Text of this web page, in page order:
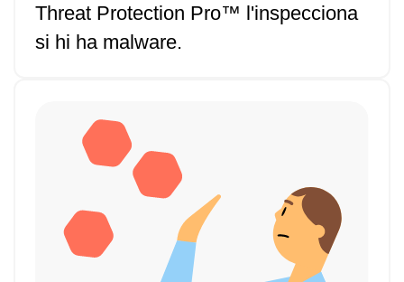
Threat Protection Pro™ l'inspecciona
si hi ha malware.